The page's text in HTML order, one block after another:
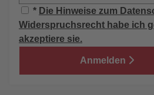
* Die Hinweise zum
Widerspruchsrecht habe ich
akzeptiere sie.
Anmelden